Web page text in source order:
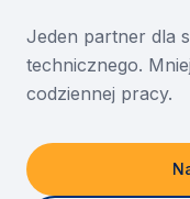
O nas
Kontakt
Jeden partner dla
technicznego.
codziennej pracy.